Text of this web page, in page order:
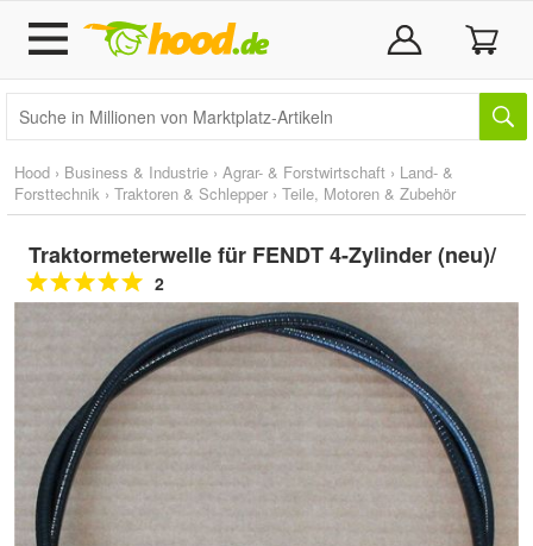
Hood › Business & Industrie › Agrar- & Forstwirtschaft › Land- &
Forsttechnik › Traktoren & Schlepper › Teile, Motoren & Zubehör
Traktormeterwelle für FENDT 4-Zylinder (neu)/
2